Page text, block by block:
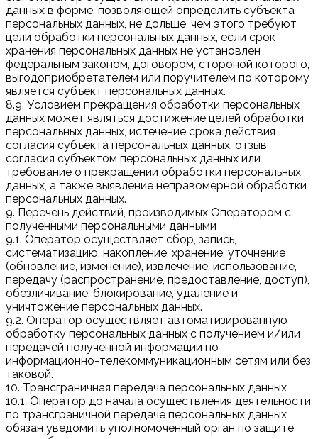
данных в форме, позволяющей определить субъекта
персональных данных, не дольше, чем этого требуют
цели обработки персональных данных, если срок
хранения персональных данных не установлен
федеральным законом, договором, стороной которого,
выгодоприобретателем или поручителем по которому
является субъект персональных данных.
8.9. Условием прекращения обработки персональных
данных может являться достижение целей обработки
персональных данных, истечение срока действия
согласия субъекта персональных данных, отзыв
согласия субъектом персональных данных или
требование о прекращении обработки персональных
данных, а также выявление неправомерной обработки
персональных данных.
9. Перечень действий, производимых Оператором с
полученными персональными данными
9.1. Оператор осуществляет сбор, запись,
систематизацию, накопление, хранение, уточнение
(обновление, изменение), извлечение, использование,
передачу (распространение, предоставление, доступ),
обезличивание, блокирование, удаление и
уничтожение персональных данных.
9.2. Оператор осуществляет автоматизированную
обработку персональных данных с получением и/или
передачей полученной информации по
информационно-телекоммуникационным сетям или без
таковой.
10. Трансграничная передача персональных данных
10.1. Оператор до начала осуществления деятельности
по трансграничной передаче персональных данных
обязан уведомить уполномоченный орган по защите